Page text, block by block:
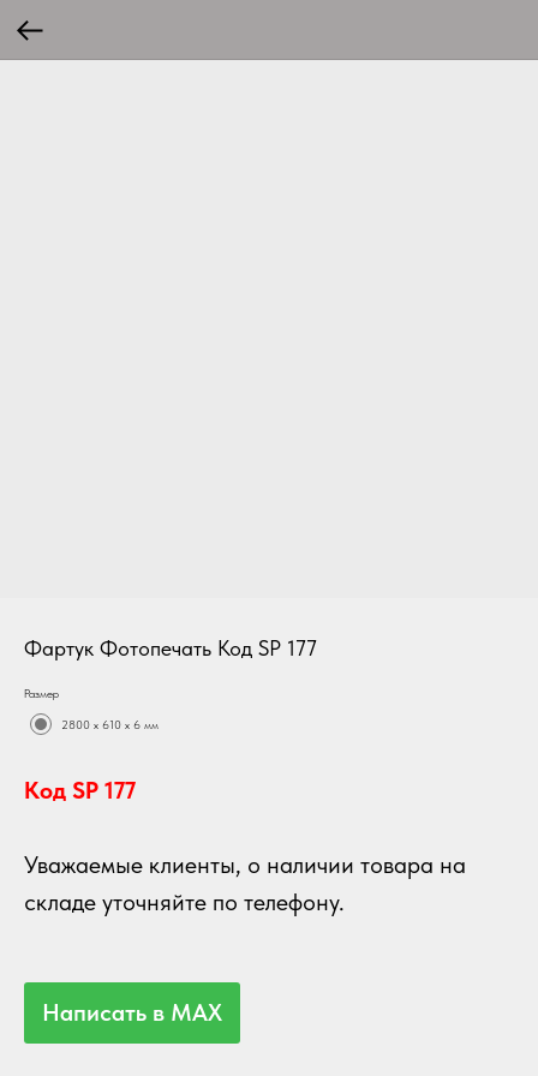
Фартук Фотопечать Код SP 177
Размер
2800 х 610 х 6 мм
Код SP 177
Уважаемые клиенты, о наличии товара на
складе уточняйте по телефону.
Написать в MAX